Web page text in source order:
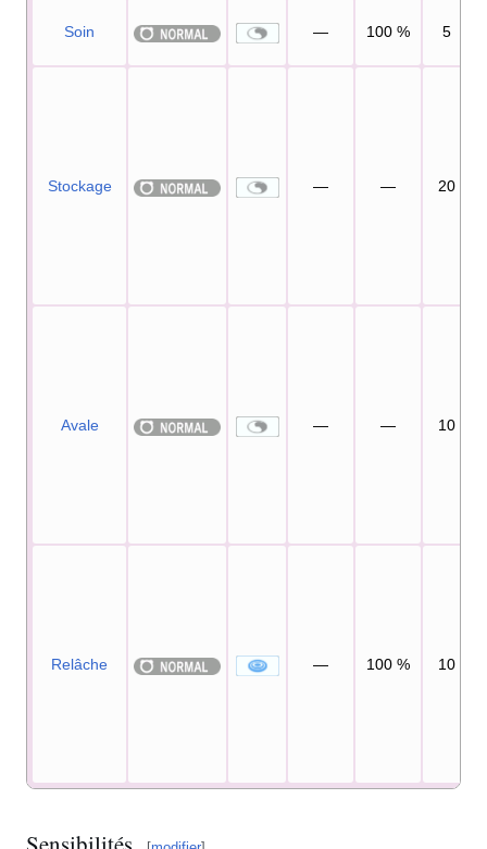
Soin — 100 % 5
Stockage — — 20
Avale — — 10
Relâche — 100 % 10